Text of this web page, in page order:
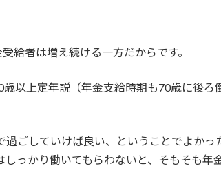
給者は増え続ける一方だからです。
以上定年説（年金支給時期も70歳に後ろ
ごしていけば良い、ということでよかっ
っかり働いてもらわないと、そもそも年